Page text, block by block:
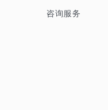
咨询服务